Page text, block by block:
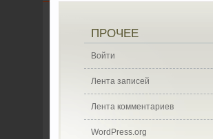
ПРОЧЕЕ
Войти
Лента записей
Лента комментариев
WordPress.org